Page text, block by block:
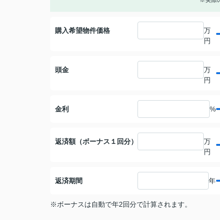
購入希望物件価格
万
円
頭金
万
円
金利 %
返済額（ボーナス１回分）
万
円
返済期間 年
※ボーナスは自動で年2回分で計算されます。